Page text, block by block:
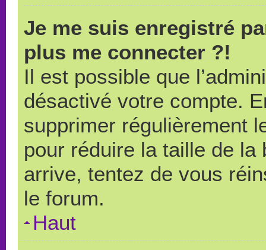
Je me suis enregistré
plus me connecter ?!
Il est possible que
désactivé votre compte.
supprimer régulièrement
pour réduire la taille de
arrive, tentez de vous
le forum.
Haut